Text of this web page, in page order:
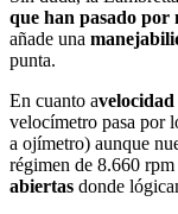
que han pasado por
añade una
punta.
En cuanto a
velocímetro pasa por
a ojímetro) aunque
régimen de 8.660
abiertas donde